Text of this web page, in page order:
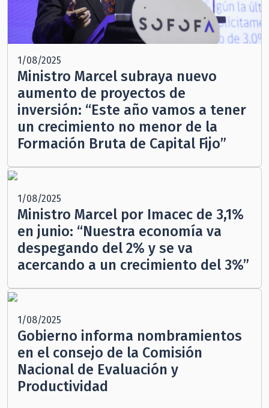
1/08/2025
Ministro Marcel subraya nuevo
aumento de proyectos de
inversión: “Este año vamos a tener
un crecimiento no menor de la
Formación Bruta de Capital Fijo”
1/08/2025
Ministro Marcel por Imacec de 3,1%
en junio: “Nuestra economía va
despegando del 2% y se va
acercando a un crecimiento del 3%”
1/08/2025
Gobierno informa nombramientos
en el consejo de la Comisión
Nacional de Evaluación y
Productividad